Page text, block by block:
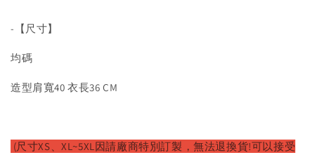
-【尺寸】
均碼
造型肩寬40 衣長36 CM
(尺寸XS、XL~5XL因請廠商特別訂製，無法退換貨!可以接受